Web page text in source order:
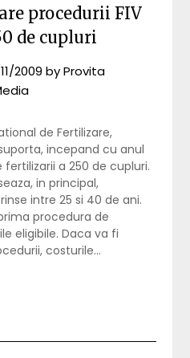
procedurii FIV
de cupluri
2009 byProvita
de Fertilizare,
incepand cu anul
fertilizarii a 250 de cupluri.
in principal,
intre 25 si 40 de ani.
procedura de
eligibile. Daca va fi
costurile…